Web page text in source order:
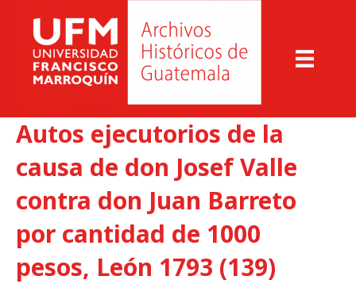
Autos ejecutorios de la
causa de don Josef Valle
contra don Juan Barreto
por cantidad de 1000
pesos, León 1793 (139)